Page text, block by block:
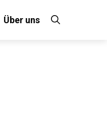
Über uns